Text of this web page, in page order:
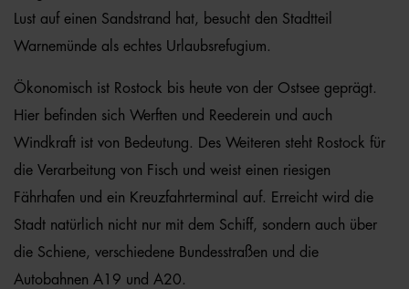
Lust auf einen Sandstrand hat, besucht den Stadtteil
Warnemünde als echtes Urlaubsrefugium.
Ökonomisch ist Rostock bis heute von der Ostsee geprägt.
Hier befinden sich Werften und Reederein und auch
Windkraft ist von Bedeutung. Des Weiteren steht Rostock für
die Verarbeitung von Fisch und weist einen riesigen
Fährhafen und ein Kreuzfahrterminal auf. Erreicht wird die
Stadt natürlich nicht nur mit dem Schiff, sondern auch über
die Schiene, verschiedene Bundesstraßen und die
Autobahnen A19 und A20.